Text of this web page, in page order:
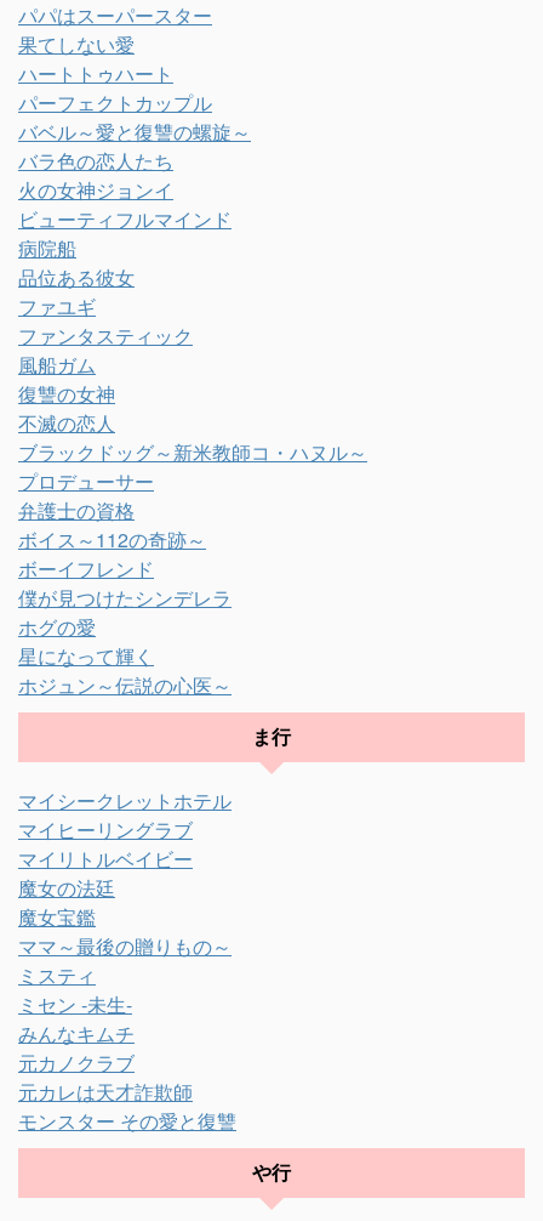
パパはスーパースター
果てしない愛
ハートトゥハート
パーフェクトカップル
バベル～愛と復讐の螺旋～
バラ色の恋人たち
火の女神ジョンイ
ビューティフルマインド
病院船
品位ある彼女
ファユギ
ファンタスティック
風船ガム
復讐の女神
不滅の恋人
ブラックドッグ～新米教師コ・ハヌル～
プロデューサー
弁護士の資格
ボイス～112の奇跡～
ボーイフレンド
僕が見つけたシンデレラ
ホグの愛
星になって輝く
ホジュン～伝説の心医～
ま行
マイシークレットホテル
マイヒーリングラブ
マイリトルベイビー
魔女の法廷
魔女宝鑑
ママ～最後の贈りもの～
ミスティ
ミセン -未生-
みんなキムチ
元カノクラブ
元カレは天才詐欺師
モンスター その愛と復讐
や行